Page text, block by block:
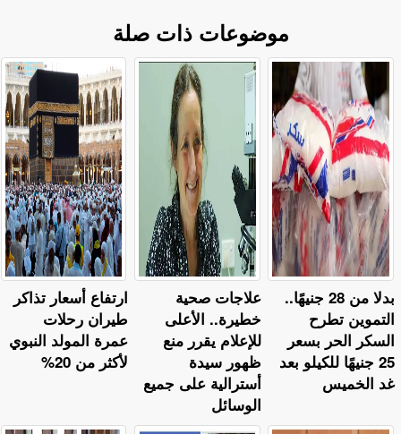
موضوعات ذات صلة
ارتفاع أسعار تذاكر
طيران رحلات
عمرة المولد النبوي
لأكثر من 20%
علاجات صحية
خطيرة.. الأعلى
للإعلام يقرر منع
ظهور سيدة
أسترالية على جميع
الوسائل
بدلا من 28 جنيهًا..
التموين تطرح
السكر الحر بسعر
25 جنيهًا للكيلو بعد
غد الخميس